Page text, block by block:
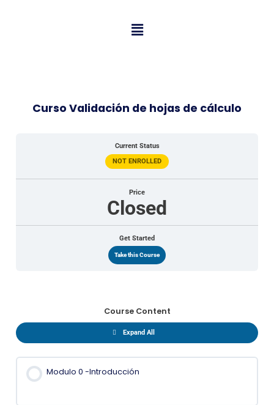
Menu
Curso Validación de hojas de cálculo
Current Status
NOT ENROLLED
Price
Closed
Get Started
Take this Course
Course Content
Expand All
Modulo 0 -Introducción